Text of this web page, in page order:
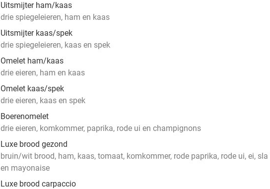
Uitsmijter ham/kaas
drie spiegeleieren, ham en kaas
Uitsmijter kaas/spek
drie spiegeleieren, kaas en spek
Omelet ham/kaas
drie eieren, ham en kaas
Omelet kaas/spek
drie eieren, kaas en spek
Boerenomelet
drie eieren, komkommer, paprika, rode ui en champignons
Luxe brood gezond
bruin/wit brood, ham, kaas, tomaat, komkommer, rode paprika, rode ui, ei,
en mayonaise
Luxe brood carpaccio